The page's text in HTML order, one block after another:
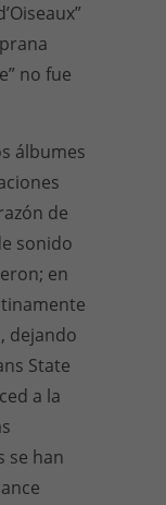
no fue
álbumes
de
sonido
en
dejando
State
a la
se han